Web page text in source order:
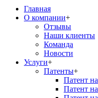
Главная
О компании+
Отзывы
Наши клиенты
Команда
Новости
Услуги+
Патенты+
Патент
Патент